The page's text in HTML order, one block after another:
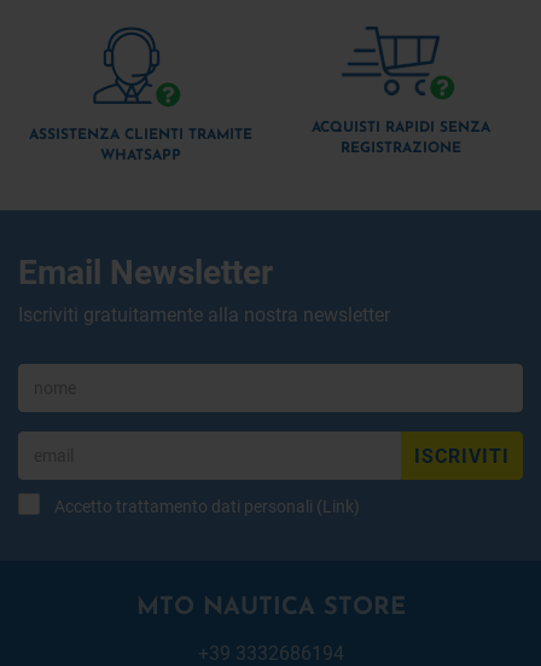
ASSISTENZA CLIENTI TRAMITE
WHATSAPP
ACQUISTI RAPIDI SENZA
REGISTRAZIONE
Email Newsletter
Iscriviti gratuitamente alla nostra newsletter
ISCRIVITI
Accetto trattamento dati personali (Link)
MTO NAUTICA STORE
+39 3332686194